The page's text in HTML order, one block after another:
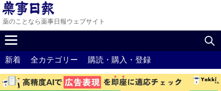
薬のことなら薬事日報ウェブサイト
新着 全カテゴリー 購読・購入・登録